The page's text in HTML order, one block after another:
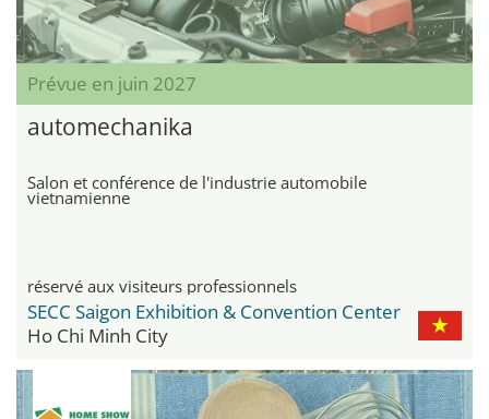
Prévue en juin 2027
automechanika
Salon et conférence de l'industrie automobile
vietnamienne
réservé aux visiteurs professionnels
SECC Saigon Exhibition & Convention Center
Ho Chi Minh City